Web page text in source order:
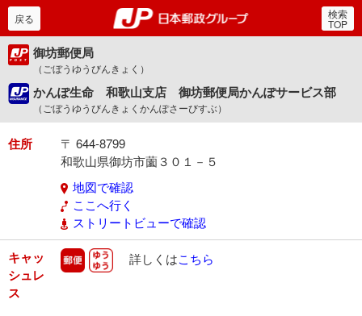
郵便局・日本郵政グルー
戻る 検索
TOP
御坊郵便局
（ごぼうゆうびんきょく）
かんぽ生命 和歌山支店 御坊郵便局かんぽサービス部
（ごぼうゆうびんきょくかんぽさーびすぶ）
住所
〒 644-8799
和歌山県御坊市薗３０１－５
地図で確認
ここへ行く
ストリートビューで確認
キャッ
シュレ
ス
郵便 ゆうゆう
詳しくはこちら